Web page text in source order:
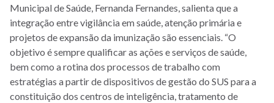
Municipal de Saúde, Fernanda Fernandes, salienta que a
integração entre vigilância em saúde, atenção primária e
projetos de expansão da imunização são essenciais. “O
objetivo é sempre qualificar as ações e serviços de saúde,
bem como a rotina dos processos de trabalho com
estratégias a partir de dispositivos de gestão do SUS para a
constituição dos centros de inteligência, tratamento de